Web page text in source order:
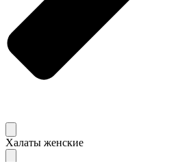
Халаты женские